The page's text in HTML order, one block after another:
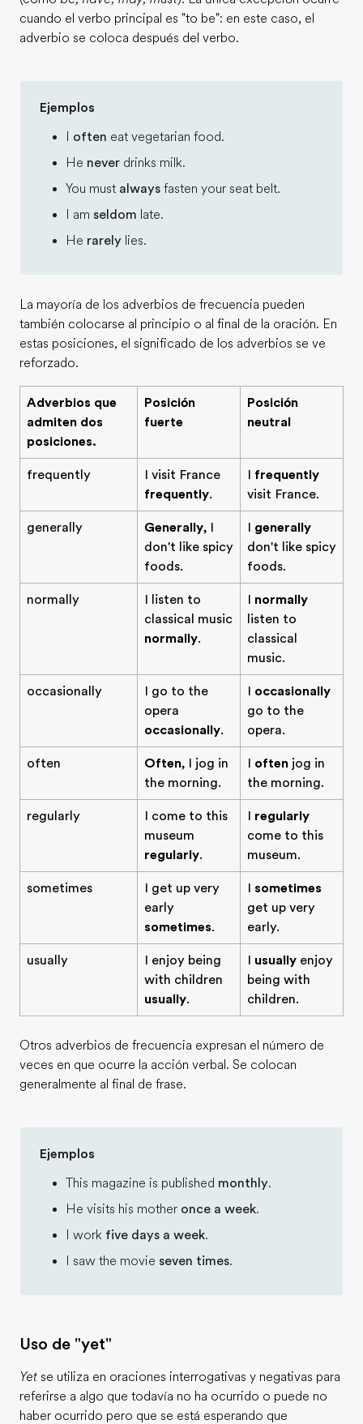
cuando el verbo principal es "to be": en este caso, el
adverbio se coloca después del verbo.
Ejemplos
often eat vegetarian food.
He never drinks milk.
You must always fasten your seat belt.
I am seldom late.
He rarely lies.
La mayoría de los adverbios de frecuencia pueden
también colocarse al principio o al final de la oración. En
estas posiciones, el significado de los adverbios se ve
reforzado.
Adverbios que
admiten dos
posiciones.
Posición
fuerte
Posición
neutral
frequently
I visit France
frequently.
I frequently
visit France.
generally Generally, I
don't like spicy
foods.
I generally
don't like spicy
foods.
normally
I listen to
classical music
normally.
I normally
listen to
classical
music.
occasionally
I go to the
opera
occasionally.
I occasionally
go to the
opera.
often Often, I jog in
the morning.
I often jog in
the morning.
regularly
I come to this
museum
regularly.
I regularly
come to this
museum.
sometimes
I get up very
early
sometimes.
I sometimes
get up very
early.
usually
I enjoy being
with children
usually.
I usually enjoy
being with
children.
Otros adverbios de frecuencia expresan el número de
veces en que ocurre la acción verbal. Se colocan
generalmente al final de frase.
Ejemplos
This magazine is published monthly.
He visits his mother once a week.
I work five days a week.
I saw the movie seven times.
Uso de "yet"
Yet se utiliza en oraciones interrogativas y negativas para
referirse a algo que todavía no ha ocurrido o puede no
haber ocurrido pero que se está esperando que